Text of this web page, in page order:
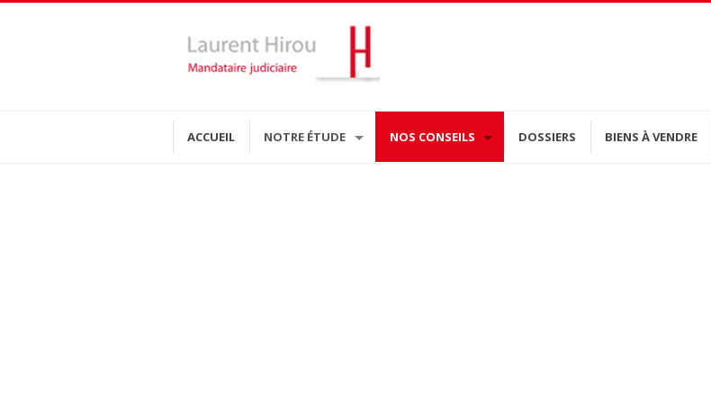
ACCUEIL NOTRE ÉTUDE NOS CONSEILS DOSSIERS BIENS À VENDRE